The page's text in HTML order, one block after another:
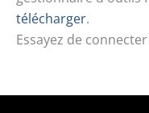
télécharger.
Essayez de